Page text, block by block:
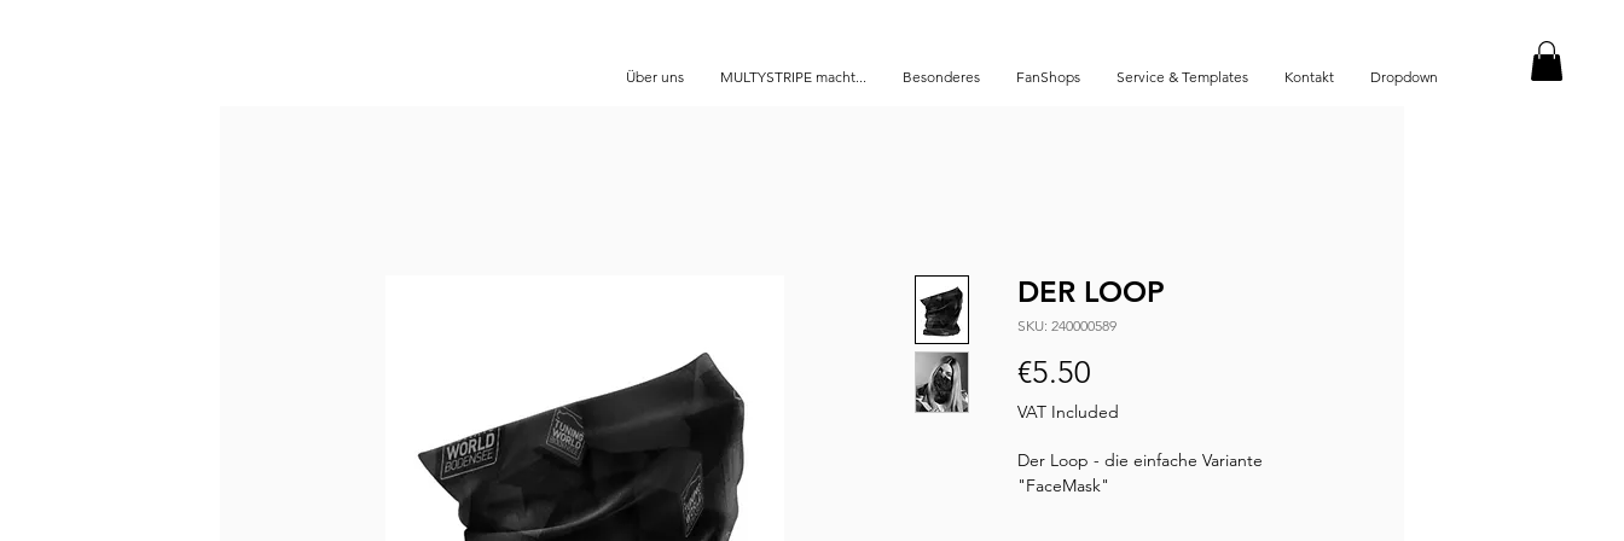
Über uns MULTYSTRIPE macht... Besonderes FanShops Service & Templates Kontakt Dropdown
DER LOOP
SKU: 240000589
€5.50
VAT Included
Der Loop - die einfache Variante
"FaceMask"